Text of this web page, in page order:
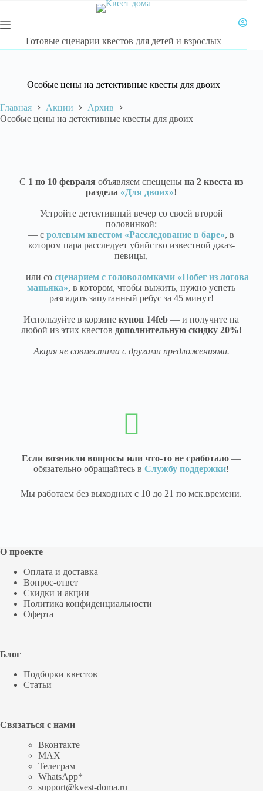
Готовые сценарии квестов для детей и взрослых
Особые цены на детективные квесты для двоих
Главная Акции
Архив
Особые цены на детективные квесты для двоих
С 1 по 10 февраляобъявляем спецценына 2 квеста из
раздела «Для двоих»!
Устройте детективный вечер со своей второй
половинкой:
— сролевым квестом «Расследование в баре», в
котором пара расследует убийство известной джаз-
певицы,
— или со сценарием с головоломками «Побег из логова
маньяка», в котором, чтобы выжить, нужно успеть
разгадать запутанный ребус за 45 минут!
Используйте в корзинекупон 14feb — и получите на
любой из этих квестов дополнительную скидку 20%!
Акция не совместима с другими предложениями.
Если возникли вопросы или что-то не сработало —
обязательно обращайтесь вСлужбу поддержки!
Мы работаем без выходных с 10 до 21 по мск.времени.
О проекте
Оплата и доставка
Вопрос-ответ
Скидки и акции
Политика конфиденциальности
Оферта
Блог
Подборки квестов
Статьи
Связаться с нами
Вконтакте
MAX
Телеграм
WhatsApp*
support@kvest-doma.ru